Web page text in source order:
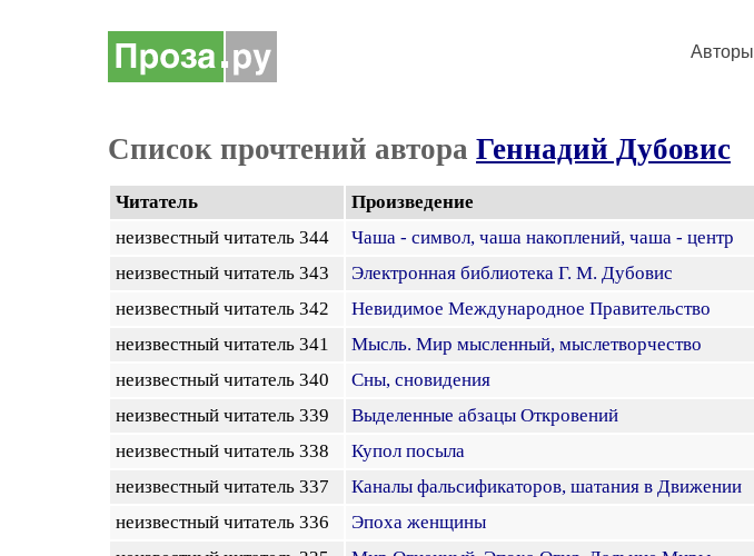
Авторы
Список прочтений автора Геннадий Дубовис
Читатель Произведение
неизвестный читатель 344
Чаша - символ, чаша накоплений, чаша - центр
неизвестный читатель 343
Электронная библиотека Г. М. Дубовис
неизвестный читатель 342
Невидимое Международное Правительство
неизвестный читатель 341
Мысль. Мир мысленный, мыслетворчество
неизвестный читатель 340
Сны, сновидения
неизвестный читатель 339
Выделенные абзацы Откровений
неизвестный читатель 338
Купол посыла
неизвестный читатель 337
Каналы фальсификаторов, шатания в Движении
неизвестный читатель 336
Эпоха женщины